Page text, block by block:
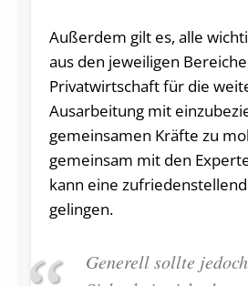
Außerdem gilt es, alle
aus den jeweiligen
Privatwirtschaft für die
Ausarbeitung mit
gemeinsamen Kräfte zu
gemeinsam mit den
kann eine
gelingen.
Generell sollte